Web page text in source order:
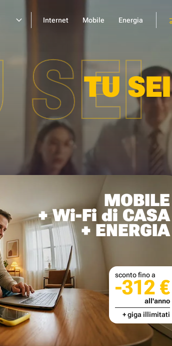
Internet Mobile Energia
SEI
TU
MOBILE
+ Wi-Fi di CASA
+ ENERGIA
sconto fino a
-312 €
all'anno
+ giga illimitati